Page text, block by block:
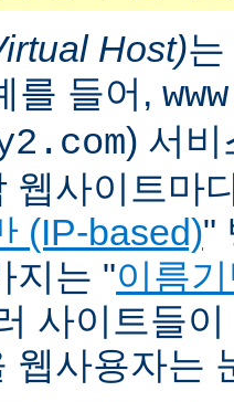
Host)
를 들어,
) 서비
웹사이트마
(IP-based)"
지는 "이름
사이트들
웹사용자는